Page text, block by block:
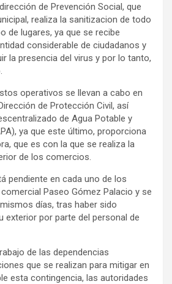
de Prevención Social, que
realiza la sanitizacion de todo
de lugares, ya que se recibe
considerable de ciudadanos y
la presencia del virus y por lo tanto,
operativos se llevan a cabo en
de Protección Civil, así
de Agua Potable y
ya que este último, proporciona
que es con la que se realiza la
de los comercios.
pendiente en cada uno de los
Paseo Gómez Palacio y se
días, tras haber sido
exterior por parte del personal de
de las dependencias
que se realizan para mitigar en
esta contingencia, las autoridades